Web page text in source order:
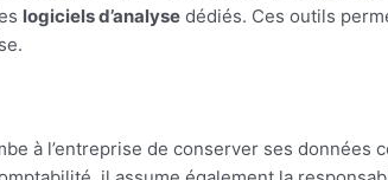
logiciels d’analyse dédiés. Ces outils
à l’entreprise de conserver ses données